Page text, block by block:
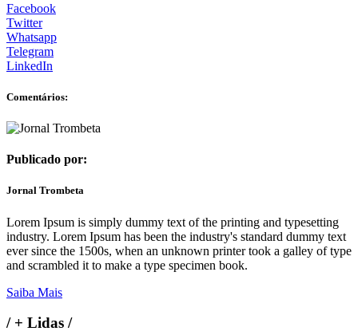
Facebook
Twitter
Whatsapp
Telegram
LinkedIn
Comentários:
Publicado por:
Jornal Trombeta
Lorem Ipsum is simply dummy text of the printing and typesetting
industry. Lorem Ipsum has been the industry's standard dummy text
ever since the 1500s, when an unknown printer took a galley of type
and scrambled it to make a type specimen book.
Saiba Mais
/+ Lidas /